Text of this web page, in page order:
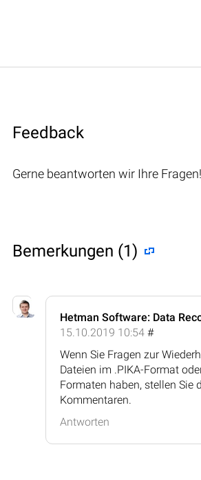
Feedback
Gerne beantworten wir Ihre Fragen!
Bemerkungen (1)
Hetman Software: Data
15.10.2019 10:54 #
Wenn Sie Fragen zur
Dateien im .PIKA-Format
Formaten haben, stellen Sie
Kommentaren.
Antworten